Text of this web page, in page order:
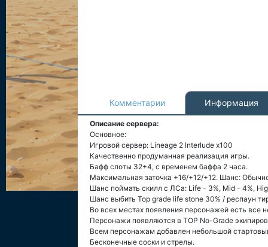
Комментарии Информация
Описание сервера:
Основное:
Игровой сервер: Lineage 2 Interlude x100
Качественно продуманная реализация игры.
Бафф слоты 32+4, с временем баффа 2 часа.
Максимальная заточка +16/+12/+12. Шанс:
Шанс поймать скилл с ЛСа: Life - 3%, Mid - 4%,
Шанс выбить Top grade life stone 30% / респаун
Во всех местах появления персонажей есть все
Персонажи появляются в TOP No-Grade
Всем персонажам добавлен небольшой
Бесконечные соски и стрелы.